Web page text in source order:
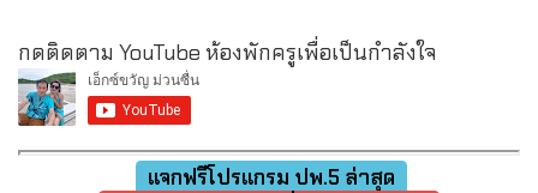
กดติดตาม YouTube ห้องพักครูเพื่อเป็นกำลังใจ
แจกฟรีโปรแกรม ปพ.5 ล่าสุด